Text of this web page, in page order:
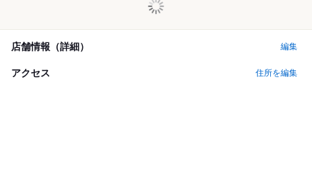
店舗情報（詳細） 編集
アクセス 住所を編集